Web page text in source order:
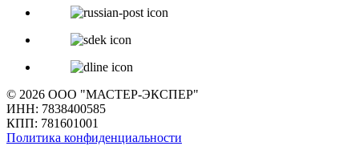
© 2026 ООО "МАСТЕР-ЭКСПЕР"
ИНН: 7838400585
КПП: 781601001
Политика конфиденциальности